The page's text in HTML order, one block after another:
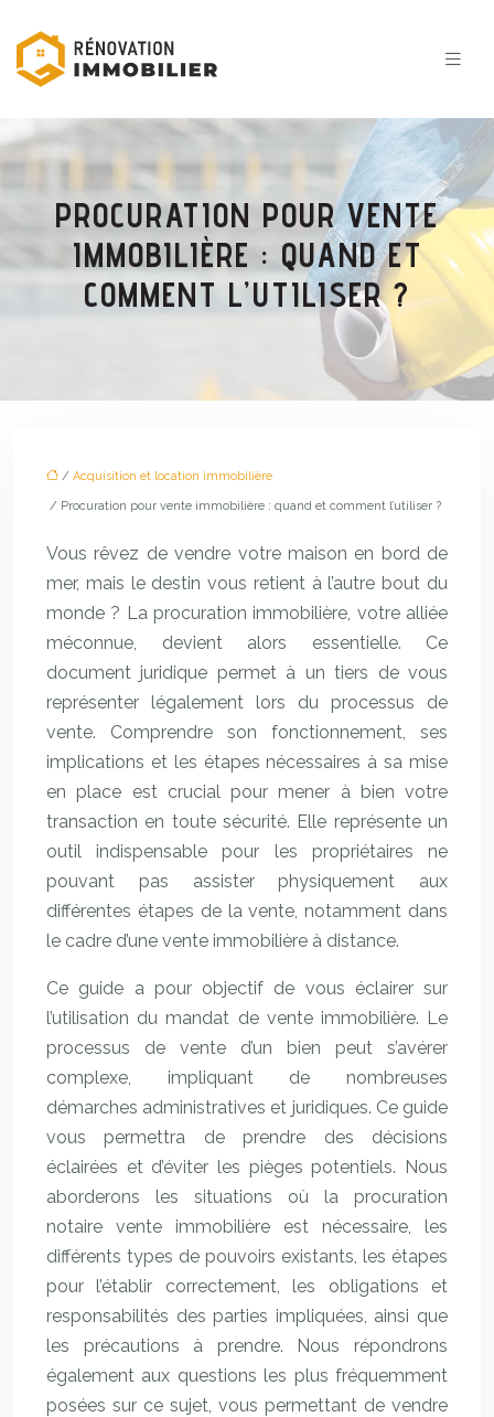
PROCURATION POUR VENTE
IMMOBILIÈRE : QUAND ET
COMMENT L’UTILISER ?
/ Acquisition et location immobilière
/ Procuration pour vente immobilière : quand et comment l’utiliser ?
Vous rêvez de vendre votre maison en bord de
mer, mais le destin vous retient à l’autre bout du
monde ? La procuration immobilière, votre alliée
méconnue, devient alors essentielle. Ce
document juridique permet à un tiers de vous
représenter légalement lors du processus de
vente. Comprendre son fonctionnement, ses
implications et les étapes nécessaires à sa mise
en place est crucial pour mener à bien votre
transaction en toute sécurité. Elle représente un
outil indispensable pour les propriétaires ne
pouvant pas assister physiquement aux
différentes étapes de la vente, notamment dans
le cadre d’une vente immobilière à distance.
Ce guide a pour objectif de vous éclairer sur
l’utilisation du mandat de vente immobilière. Le
processus de vente d’un bien peut s’avérer
complexe, impliquant de nombreuses
démarches administratives et juridiques. Ce guide
vous permettra de prendre des décisions
éclairées et d’éviter les pièges potentiels. Nous
aborderons les situations où la procuration
notaire vente immobilière est nécessaire, les
différents types de pouvoirs existants, les étapes
pour l’établir correctement, les obligations et
responsabilités des parties impliquées, ainsi que
les précautions à prendre. Nous répondrons
également aux questions les plus fréquemment
posées sur ce sujet, vous permettant de vendre